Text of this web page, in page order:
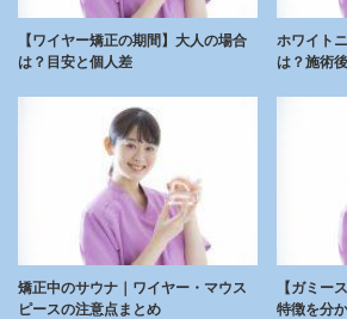
【ワイヤー矯正の期間】大人の場合
は？目安と個人差
ホワイト
は？施術
矯正中のサウナ｜ワイヤー・マウス
ピースの注意点まとめ
【ガミー
特徴を分